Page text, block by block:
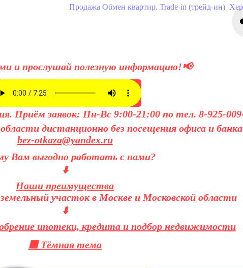
Продажа Обмен квартир. Trade-in (трейд-ин)
и прослушай полезную информацию!📢
Приём заявок: Пн-Вс 9:00-21:00 по тел. 8-925-
дистанционно без посещения офиса и
bez-otkaza@yandex.ru
Вам выгодно работать с нами?
⬇️
Наши преимущества
участок в Москве и Московской области
⬇️
ипотеки, кредита и подбор недвижимости
⬛ Тёмная тема